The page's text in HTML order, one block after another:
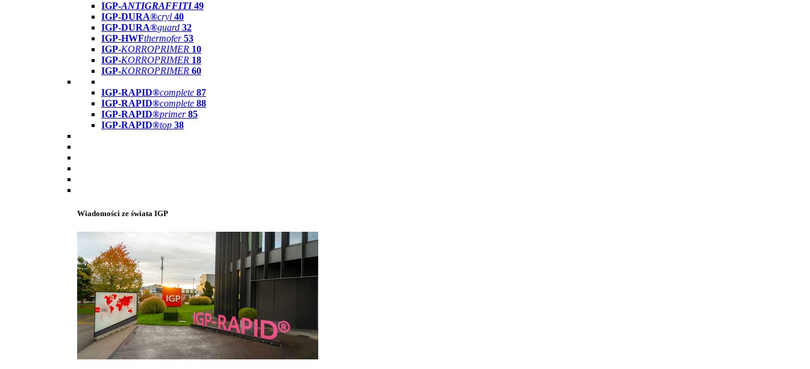
IGP-ANTIGRAFFITI49
IGP-DURA®cryl 40
IGP-DURA®guard 32
IGP-HWFthermofer 53
IGP-KORROPRIMER 10
IGP-KORROPRIMER 18
IGP-KORROPRIMER 60
IGP-RAPID®complete 87
IGP-RAPID®complete 88
IGP-RAPID®primer 85
IGP-RAPID®top 38
Wiadomości ze świata IGP